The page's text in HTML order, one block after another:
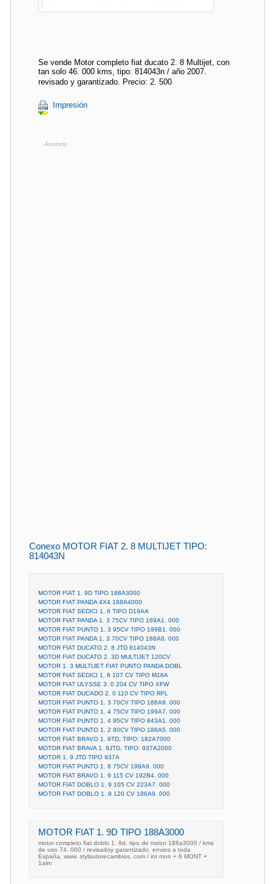
Se vende Motor completo fiat ducato 2. 8 Multijet, con
tan solo 46. 000 kms, tipo: 814043n / año 2007.
revisado y garantizado. Precio: 2. 500 
Impresión
Anuncio
Conexo MOTOR FIAT 2. 8 MULTIJET TIPO:
814043N
MOTOR FIAT 1. 9D TIPO 188A3000
MOTOR FIAT PANDA 4X4 188A4000
MOTOR FIAT SEDICI 1. 6 TIPO D19AA
MOTOR FIAT PANDA 1. 3 75CV TIPO 169A1. 000
MOTOR FIAT PUNTO 1. 3 95CV TIPO 199B1. 000
MOTOR FIAT PANDA 1. 3 70CV TIPO 188A8. 000
MOTOR FIAT DUCATO 2. 8 JTD 814043N
MOTOR FIAT DUCATO 2. 3D MULTIJET 120CV
MOTOR 1. 3 MULTIJET FIAT PUNTO PANDA DOBL
MOTOR FIAT SEDICI 1. 6 107 CV TIPO M16A
MOTOR FIAT ULYSSE 3. 0 204 CV TIPO XFW
MOTOR FIAT DUCADO 2. 0 110 CV TIPO RFL
MOTOR FIAT PUNTO 1. 3 70CV TIPO 188A9. 000
MOTOR FIAT PUNTO 1. 4 75CV TIPO 199A7. 000
MOTOR FIAT PUNTO 1. 4 95CV TIPO 843A1. 000
MOTOR FIAT PUNTO 1. 2 80CV TIPO 188A5. 000
MOTOR FIAT BRAVO 1. 9TD, TIPO: 182A7000
MOTOR FIAT BRAVA 1. 9JTD, TIPO: 937A2000
MOTOR 1. 9 JTD TIPO 937A
MOTOR FIAT PUNTO 1. 8 75CV 199A9. 000
MOTOR FIAT BRAVO 1. 9 115 CV 192B4. 000
MOTOR FIAT DOBLO 1. 9 105 CV 223A7. 000
MOTOR FIAT DOBLO 1. 9 120 CV 186A9. 000
MOTOR FIAT 1. 9D TIPO 188A3000
motor completo fiat doblo 1. 9d. tipo de motor 188a3000 / kms
de uso 74. 000 / revisadoy garantizado. envios a toda
España. www. stylautorecambios. com / int mon + 6 MONT +
1alm